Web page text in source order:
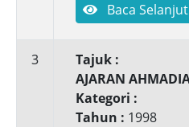
Baca
3
Tajuk :
AJARAN
Kategori :
Tahun : 1998